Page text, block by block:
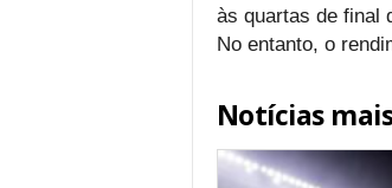
às quartas de final
No entanto, o
Notícias